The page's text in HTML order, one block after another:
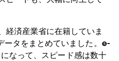
経済産業省に在籍していま
ータをまとめていました。e-
なって、スピード感は数十